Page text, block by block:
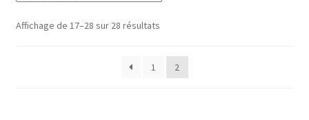
Affichage de 17–28 sur 28 résultats
1 2